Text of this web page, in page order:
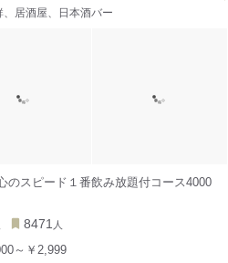
居酒屋、日本酒バー
のスピード１番飲み放題付コース4000
8471 人
～￥2,999